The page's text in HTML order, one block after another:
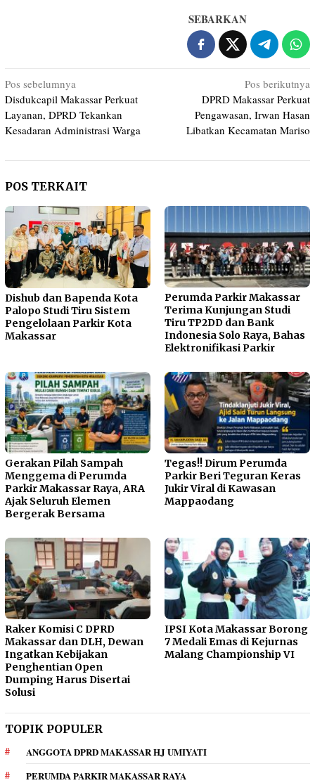
SEBARKAN
Navigasi
pos
Pos sebelumnya
Disdukcapil Makassar Perkuat
Layanan, DPRD Tekankan
Kesadaran Administrasi Warga
Pos berikutnya
DPRD Makassar Perkuat
Pengawasan, Irwan Hasan
Libatkan Kecamatan Mariso
POS TERKAIT
Dishub dan Bapenda Kota
Palopo Studi Tiru Sistem
Pengelolaan Parkir Kota
Makassar
Perumda Parkir Makassar
Terima Kunjungan Studi
Tiru TP2DD dan Bank
Indonesia Solo Raya, Bahas
Elektronifikasi Parkir
Gerakan Pilah Sampah
Menggema di Perumda
Parkir Makassar Raya, ARA
Ajak Seluruh Elemen
Bergerak Bersama
Tegas!! Dirum Perumda
Parkir Beri Teguran Keras
Jukir Viral di Kawasan
Mappaodang
Raker Komisi C DPRD
Makassar dan DLH, Dewan
Ingatkan Kebijakan
Penghentian Open
Dumping Harus Disertai
Solusi
IPSI Kota Makassar Borong
7 Medali Emas di Kejurnas
Malang Championship VI
TOPIK POPULER
ANGGOTA DPRD MAKASSAR HJ UMIYATI
PERUMDA PARKIR MAKASSAR RAYA